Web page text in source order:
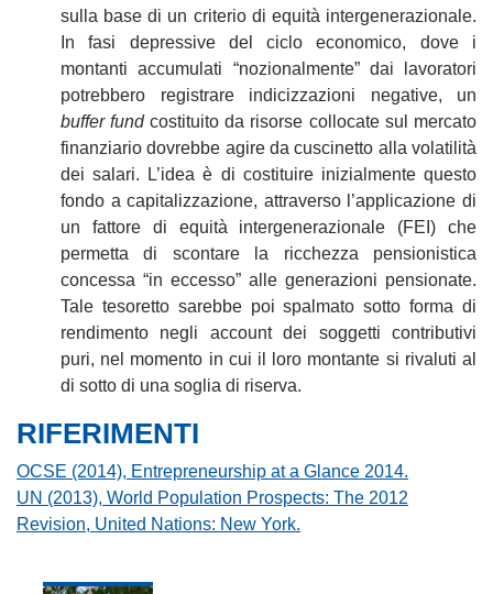
sulla base di un criterio di equità intergenerazionale.
In fasi depressive del ciclo economico, dove i
montanti accumulati “nozionalmente” dai lavoratori
potrebbero registrare indicizzazioni negative, un
buffer fund costituito da risorse collocate sul mercato
finanziario dovrebbe agire da cuscinetto alla volatilità
dei salari. L’idea è di costituire inizialmente questo
fondo a capitalizzazione, attraverso l’applicazione di
un fattore di equità intergenerazionale (FEI) che
permetta di scontare la ricchezza pensionistica
concessa “in eccesso” alle generazioni pensionate.
Tale tesoretto sarebbe poi spalmato sotto forma di
rendimento negli account dei soggetti contributivi
puri, nel momento in cui il loro montante si rivaluti al
di sotto di una soglia di riserva.
RIFERIMENTI
OCSE (2014), Entrepreneurship at a Glance 2014.
UN (2013), World Population Prospects: The 2012
Revision, United Nations: New York.